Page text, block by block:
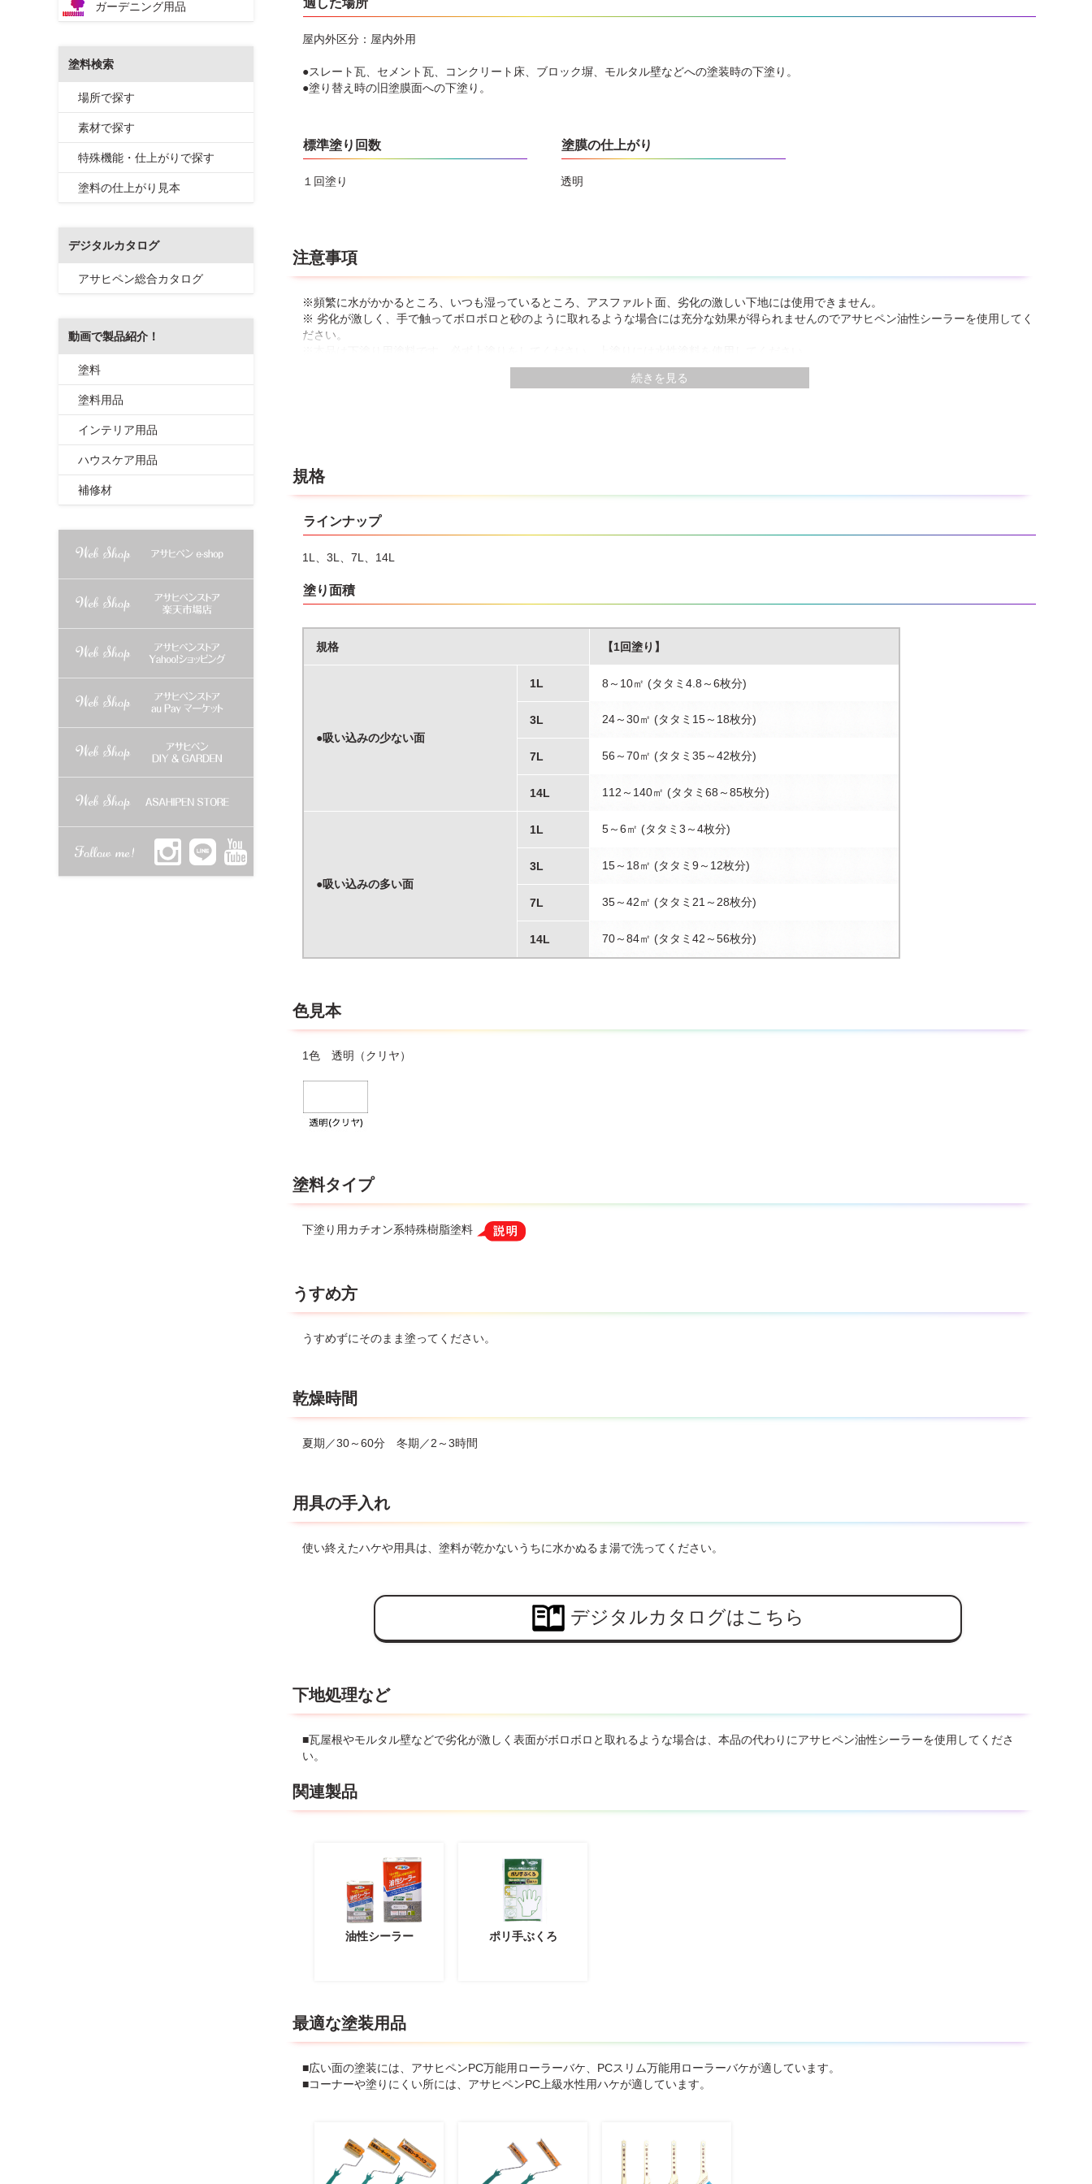
適した場所
屋内外区分：屋内外用
●スレート瓦、セメント瓦、コンクリート床、ブロック塀、モルタル壁などへの塗装時の下塗り。
●塗り替え時の旧塗膜面への下塗り。
標準塗り回数
１回塗り
塗膜の仕上がり
透明
注意事項
※頻繁に水がかかるところ、いつも湿っているところ、アスファルト面、劣化の激しい下地には使用できません。
※ 劣化が激しく、手で触ってボロボロと砂のように取れるような場合には充分な効果が得られませんのでアサヒペン油性シーラーを使用してく
ださい。
続きを見る
規格
ラインナップ
1L、3L、7L、14L
塗り面積
規格 【1回塗り】
●吸い込みの少ない面
1L 8～10㎡ (タタミ4.8～6枚分)
3L 24～30㎡ (タタミ15～18枚分)
7L 56～70㎡ (タタミ35～42枚分)
14L 112～140㎡ (タタミ68～85枚分)
●吸い込みの多い面
1L 5～6㎡ (タタミ3～4枚分)
3L 15～18㎡ (タタミ9～12枚分)
7L 35～42㎡ (タタミ21～28枚分)
14L 70～84㎡ (タタミ42～56枚分)
色見本
1色 透明（クリヤ）
塗料タイプ
下塗り用カチオン系特殊樹脂塗料
うすめ方
うすめずにそのまま塗ってください。
乾燥時間
夏期／30～60分 冬期／2～3時間
用具の手入れ
使い終えたハケや用具は、塗料が乾かないうちに水かぬるま湯で洗ってください。
デジタルカタログはこちら
下地処理など
■瓦屋根やモルタル壁などで劣化が激しく表面がボロボロと取れるような場合は、本品の代わりにアサヒペン油性シーラーを使用してくださ
い。
関連製品
油性シーラー ポリ手ぶくろ
最適な塗装用品
■広い面の塗装には、アサヒペンPC万能用ローラーバケ、PCスリム万能用ローラーバケが適しています。
■コーナーや塗りにくい所には、アサヒペンPC上級水性用ハケが適しています。
ガーデニング用品
塗料検索
場所で探す
素材で探す
特殊機能・仕上がりで探す
塗料の仕上がり見本
デジタルカタログ
アサヒペン総合カタログ
動画で製品紹介！
塗料
塗料用品
インテリア用品
ハウスケア用品
補修材